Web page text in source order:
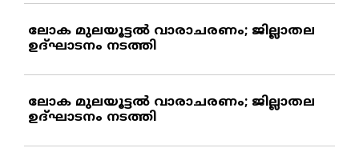
ലോക മുലയൂട്ടല്‍ വാരാചരണം; ജില്ലാതല
ഉദ്ഘാടനം നടത്തി
ലോക മുലയൂട്ടല്‍ വാരാചരണം; ജില്ലാതല
ഉദ്ഘാടനം നടത്തി